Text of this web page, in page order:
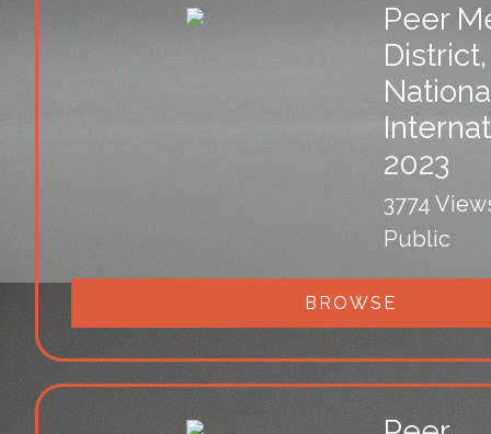
Peer
2023
3774
Public
BROWSE